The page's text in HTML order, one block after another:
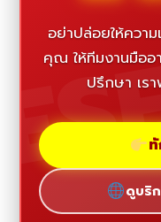
อย่าปล่อยให้ควา
คุณ ให้ทีมงานมืออ
ปรึกษา เร
ดูบริ